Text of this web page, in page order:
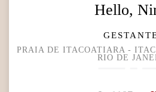
Hello,
PRAIA DE ITACOATIARA -
RIO DE